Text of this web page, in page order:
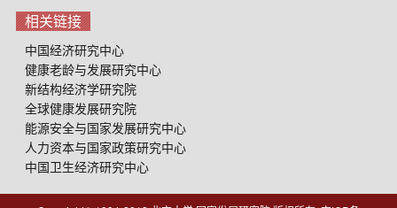
相关链接
中国经济研究中心
健康老龄与发展研究中心
新结构经济学研究院
全球健康发展研究院
能源安全与国家发展研究中心
人力资本与国家政策研究中心
中国卫生经济研究中心